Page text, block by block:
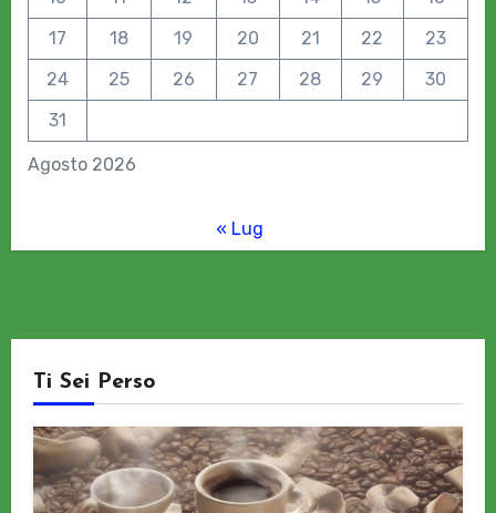
Agosto 2026
17
18 19 20 21 22
23
24
25 26 27 28 29
30
31
« Lug
Ti Sei Perso